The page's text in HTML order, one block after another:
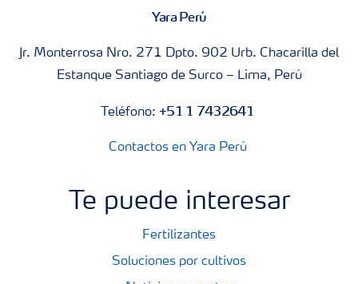
Yara Perú
Jr. Monterrosa Nro. 271 Dpto. 902 Urb. Chacarilla del
Estanque Santiago de Surco – Lima, Perú
Teléfono:+51 1 7432641
Contactos en Yara Perú
Te puede interesar
Fertilizantes
Soluciones por cultivos